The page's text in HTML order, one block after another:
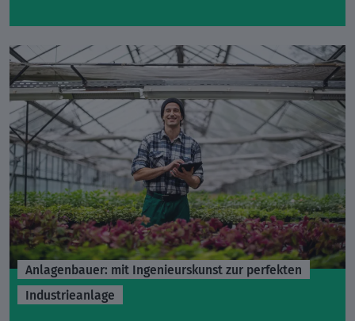
Anlagenbauer: mit Ingenieurskunst zur perfekten
Industrieanlage